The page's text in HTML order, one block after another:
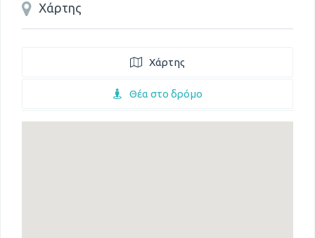
Χάρτης
Χάρτης
Θέα στο δρόμο